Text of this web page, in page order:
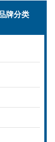
牌分类